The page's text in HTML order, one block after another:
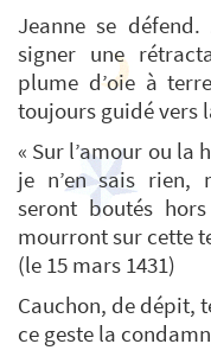
Jeanne se
signer une
plume d’oie à
toujours guidé vers
« Sur l’amour ou la
je n’en sais rien,
seront boutés
mourront sur cette
(le 15 mars 1431)
Cauchon, de dépit,
ce geste la